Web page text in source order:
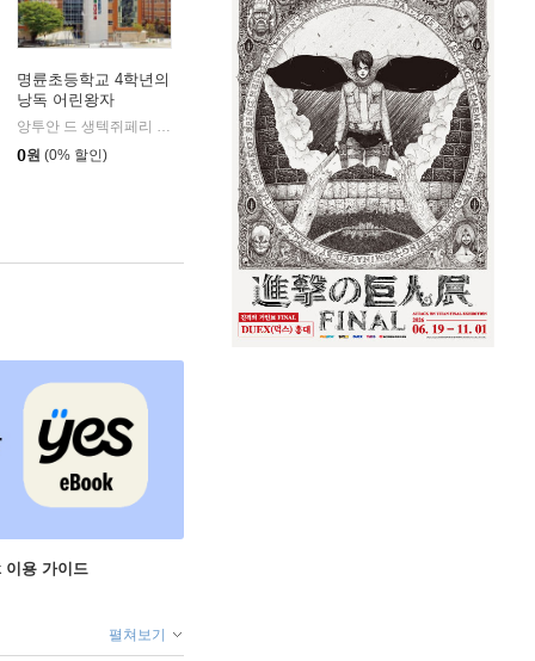
명륜초등학교 4학년의
낭독 어린왕자
앙투안 드 생텍쥐페리 저
0원 (0% 할인)
이용 가이드
펼쳐보기